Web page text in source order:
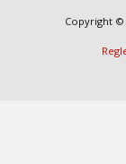
Copyright ©